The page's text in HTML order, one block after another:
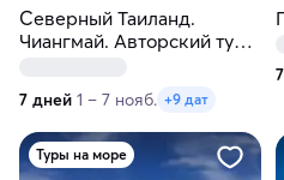
Северный Таиланд.
Чиангмай. Авторский тур-
7 дней 1 – 7 нояб. +9 дат
Туры на море